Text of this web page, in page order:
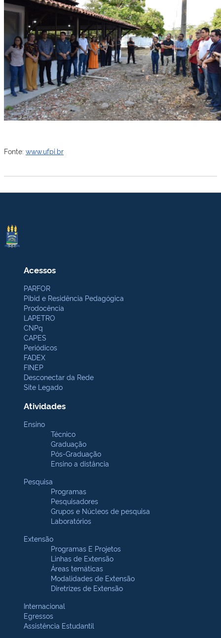
Fonte: www.ufpi.br
Acessos
PARFOR
Pibid e Residência Pedagógica
Prodocência
LAPETRO
CNPq
CAPES
Periódicos
FADEX
FINEP
Desconectar da Rede
Site Legado
Atividades
Ensino
Técnico
Graduação
Pós-Graduação
Ensino a distância
Pesquisa
Programas
Pesquisadores
Grupos e Núcleos de pesquisa
Laboratórios
Extensão
Programas E Projetos
Linhas de Extensão
Áreas temáticas
Modalidades de Extensão
Diretrizes de Extensão
Internacional
Egressos
Assistência Estudantil